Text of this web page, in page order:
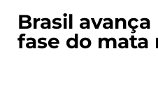
Brasil
fase do mata